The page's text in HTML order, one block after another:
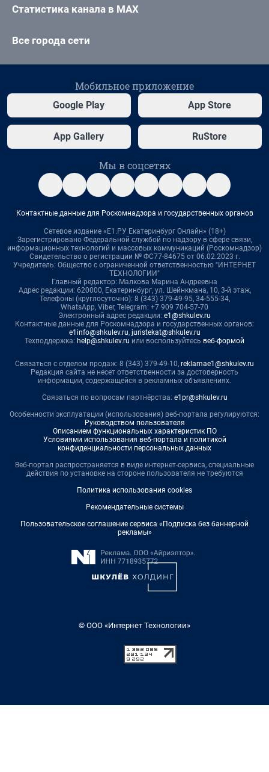
Статистика канала в MAX
Все города сети
Мобильное приложение
Google Play App Store
App Gallery RuStore
Мы в соцсетях
Контактные данные для Роскомнадзора и государственных органов
Сетевое издание «Е1.РУ Екатеринбург Онлайн» (18+)
Зарегистрировано Федеральной службой по надзору в сфере связи,
информационных технологий и массовых коммуникаций (Роскомнадзор)
Свидетельство о регистрации № ФС77-84675 от 06.02.2023 г.
Учредитель: Общество с ограниченной ответственностью "ИНТЕРНЕТ
ТЕХНОЛОГИИ"
Главный редактор: Малкова Марина Андреевна
Адрес редакции: 620000, Екатеринбург, ул. Шейнкмана, 10, 3-й этаж,
Телефоны (круглосуточно): 8 (343) 379-49-95, 34-555-34,
WhatsApp, Viber, Telegram: +7 909 704-57-70
Электронный адрес редакции: e1@shkulev.ru
Контактные данные для Роскомнадзора и государственных органов:
e1info@shkulev.ru, juristekat@shkulev.ru
Техподдержка: help@shkulev.ru или воспользуйтесь веб-формой
Связаться с отделом продаж: 8 (343) 379-49-10, reklamae1@shkulev.ru
Редакция сайта не несет ответственности за достоверность
информации, содержащейся в рекламных объявлениях.
Связаться по вопросам партнёрства: e1pr@shkulev.ru
Особенности эксплуатации (использования) веб-портала регулируются:
Руководством пользователя
Описанием функциональных характеристик ПО
Условиями использования веб-портала и политикой
конфиденциальности персональных данных
Веб-портал распространяется в виде интернет-сервиса, специальные
действия по установке на стороне пользователя не требуются
Политика использования cookies
Рекомендательные системы
Пользовательское соглашение сервиса «Подписка без баннерной
рекламы»
© ООО «Интернет Технологии»